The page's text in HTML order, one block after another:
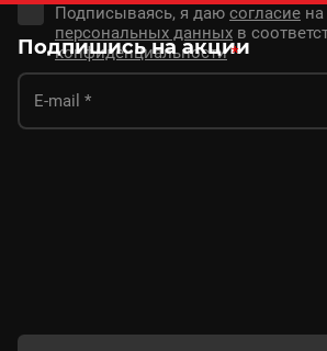
Подпишись на акции
Подписываясь, я даю согласие на
персональных данных в
конфиденциальности *